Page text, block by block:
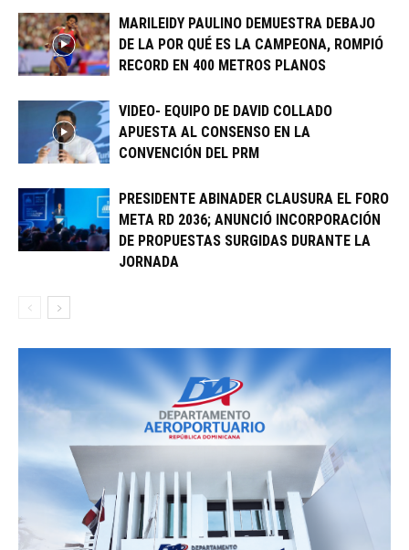
MARILEIDY PAULINO DEMUESTRA DEBAJO
DE LA POR QUÉ ES LA CAMPEONA, ROMPIÓ
RECORD EN 400 METROS PLANOS
VIDEO- EQUIPO DE DAVID COLLADO
APUESTA AL CONSENSO EN LA
CONVENCIÓN DEL PRM
PRESIDENTE ABINADER CLAUSURA EL FORO
META RD 2036; ANUNCIÓ INCORPORACIÓN
DE PROPUESTAS SURGIDAS DURANTE LA
JORNADA